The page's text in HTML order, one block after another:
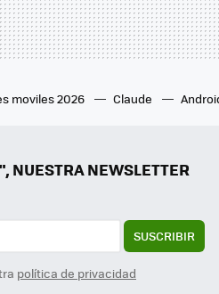
moviles 2026 Claude
NEWSLETTER
SUSCRIBIR
política de privacidad